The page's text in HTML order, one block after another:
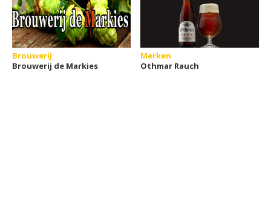
Brouwerij
Brouwerij de Markies
Merken
Othmar Rauch